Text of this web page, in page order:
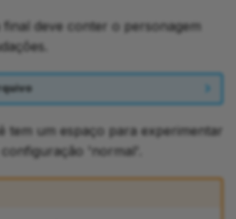
final deve conter o personagem
tem um espaço para experimentar
'normal'.